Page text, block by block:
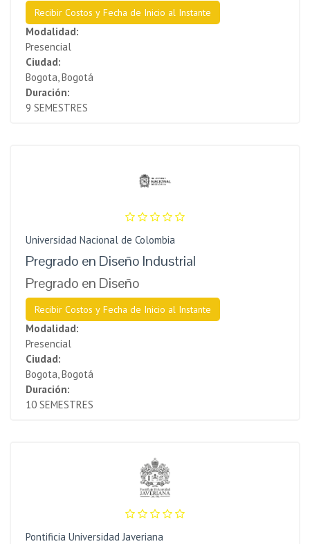
Recibir Costos y Fecha de Inicio al Instante
Modalidad:
Presencial
Ciudad:
Bogota, Bogotá
Duración:
9 SEMESTRES
Universidad Nacional de Colombia
Pregrado en Diseño Industrial
Pregrado en Diseño
Recibir Costos y Fecha de Inicio al Instante
Modalidad:
Presencial
Ciudad:
Bogota, Bogotá
Duración:
10 SEMESTRES
Pontificia Universidad Javeriana